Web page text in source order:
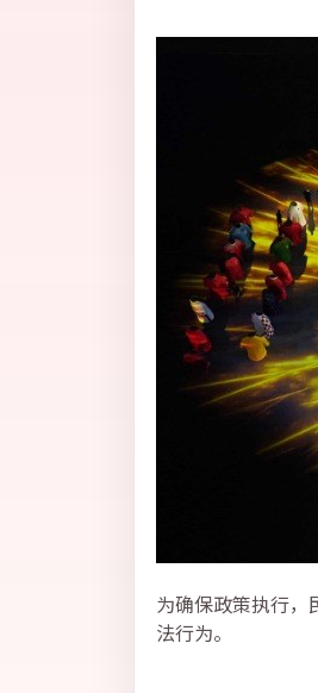
为确保政策执行，
法行为。